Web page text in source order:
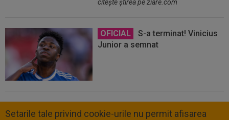
citeşte ştirea pe ziare.com
OFICIAL
S-a terminat! Vinicius
Junior a semnat
Setarile tale privind cookie-urile nu permit afisarea